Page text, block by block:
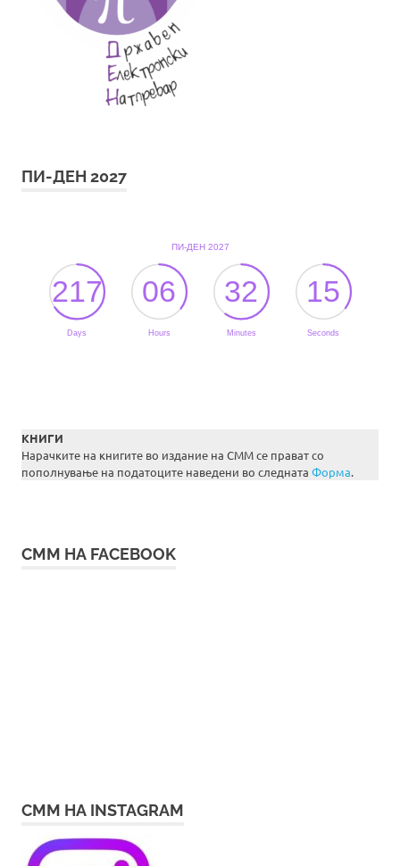
ПИ-ДЕН 2027
КНИГИ
Нарачките на книгите во издание на СММ се прават со
пополнување на податоците наведени во следната Форма.
СММ НА FACEBOOK
СММ НА INSTAGRAM